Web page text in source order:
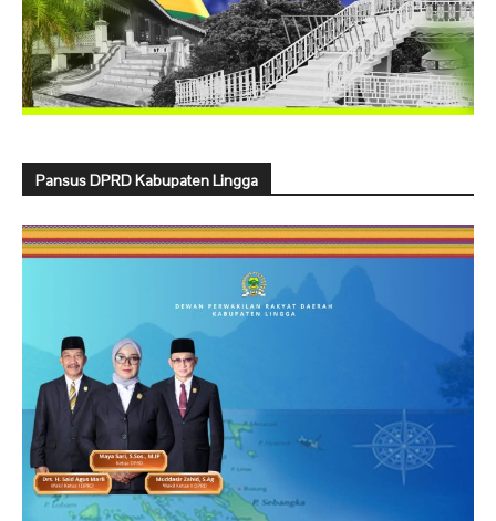
Pansus DPRD Kabupaten Lingga